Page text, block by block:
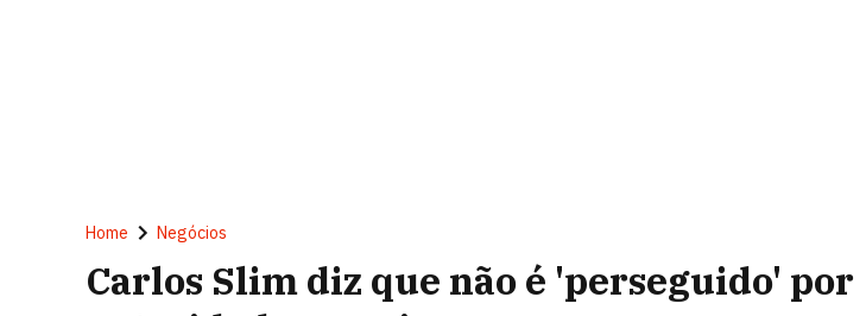
Home Negócios
Carlos Slim diz que não é 'perseguido' por